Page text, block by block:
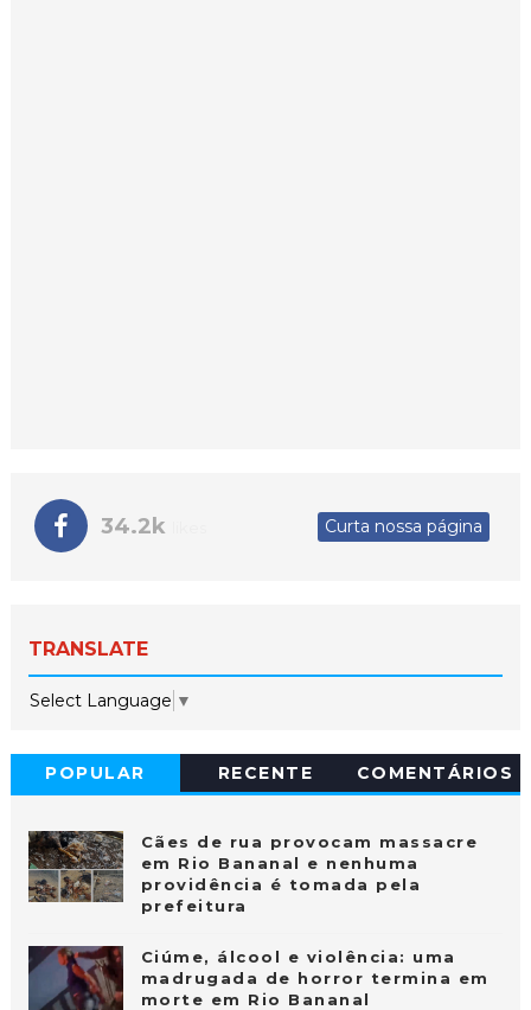
34.2k Curta nossa página
TRANSLATE
Select Language ▼
POPULAR RECENTE COMENTÁRIOS
Cães de rua provocam massacre
em Rio Bananal e nenhuma
providência é tomada pela
prefeitura
Ciúme, álcool e violência: uma
madrugada de horror termina em
morte em Rio Bananal